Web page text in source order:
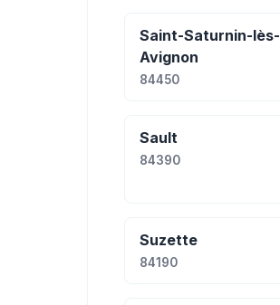
Saint-Saturnin-lès-
Avignon
84450
Sault
84390
Suzette
84190